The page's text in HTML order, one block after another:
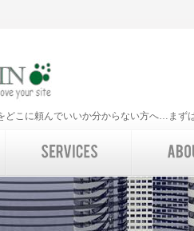
どこに頼んでいいか分からない方へ…まず